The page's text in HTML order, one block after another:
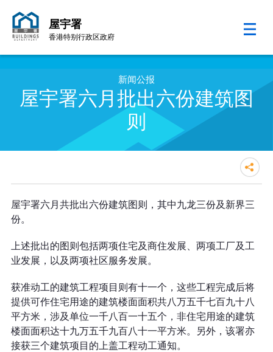
屋宇署
香港特别行政区政府
新闻公报
屋宇署六月批出六份建筑图
则
屋宇署六月批出六份建筑图则
屋宇署六月共批出六份建筑图则，其中九龙三份及新界三
份。
上述批出的图则包括两项住宅及商住发展、两项工厂及工
业发展，以及两项社区服务发展。
获准动工的建筑工程项目则有十一个，这些工程完成后将
提供可作住宅用途的建筑楼面面积共八万五千七百九十八
平方米，涉及单位一千八百一十五个，非住宅用途的建筑
楼面面积达十九万五千九百八十一平方米。另外，该署亦
接获三个建筑项目的上盖工程动工通知。